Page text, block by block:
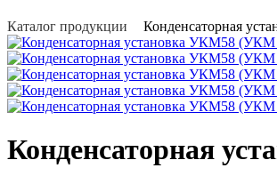
Каталог продукции Конденсаторная
Конденсаторная